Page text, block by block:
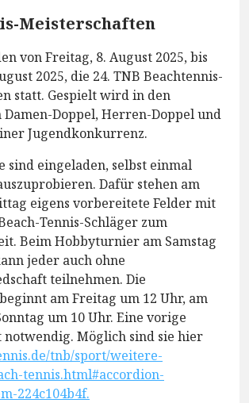
Meisterschaften
von Freitag, 8. August 2025, bis
2025, die 24. TNB Beachtennis-
statt. Gespielt wird in den
Doppel, Herren-Doppel und
Jugendkonkurrenz.
sind eingeladen, selbst einmal
Dafür stehen am
eigens vorbereitete Felder mit
Tennis-Schläger zum
Beim Hobbyturnier am Samstag
jeder auch ohne
teilnehmen. Die
am Freitag um 12 Uhr, am
um 10 Uhr. Eine vorige
notwendig. Möglich sind sie hier
tnb/sport/weitere-
tennis.html#accordion-
224c104b4f.